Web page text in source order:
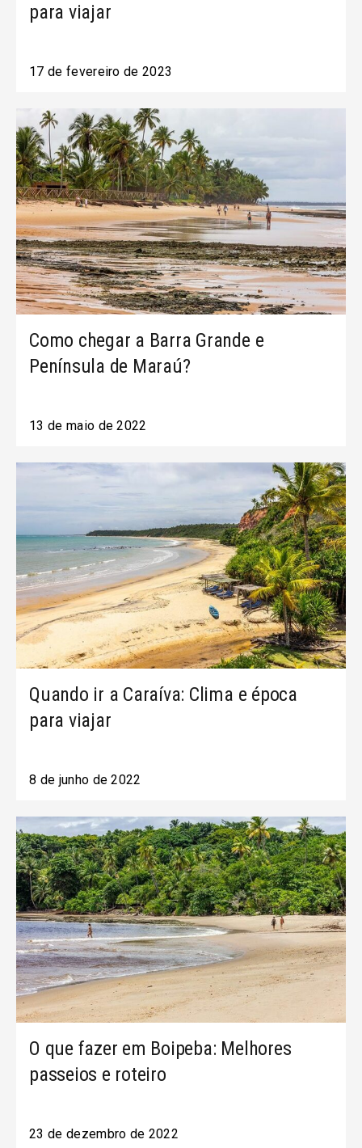
para viajar
17 de fevereiro de 2023
Como chegar a Barra Grande e
Península de Maraú?
13 de maio de 2022
Quando ir a Caraíva: Clima e época
para viajar
8 de junho de 2022
O que fazer em Boipeba: Melhores
passeios e roteiro
23 de dezembro de 2022